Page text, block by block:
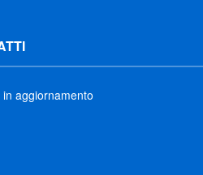
aggiornamento